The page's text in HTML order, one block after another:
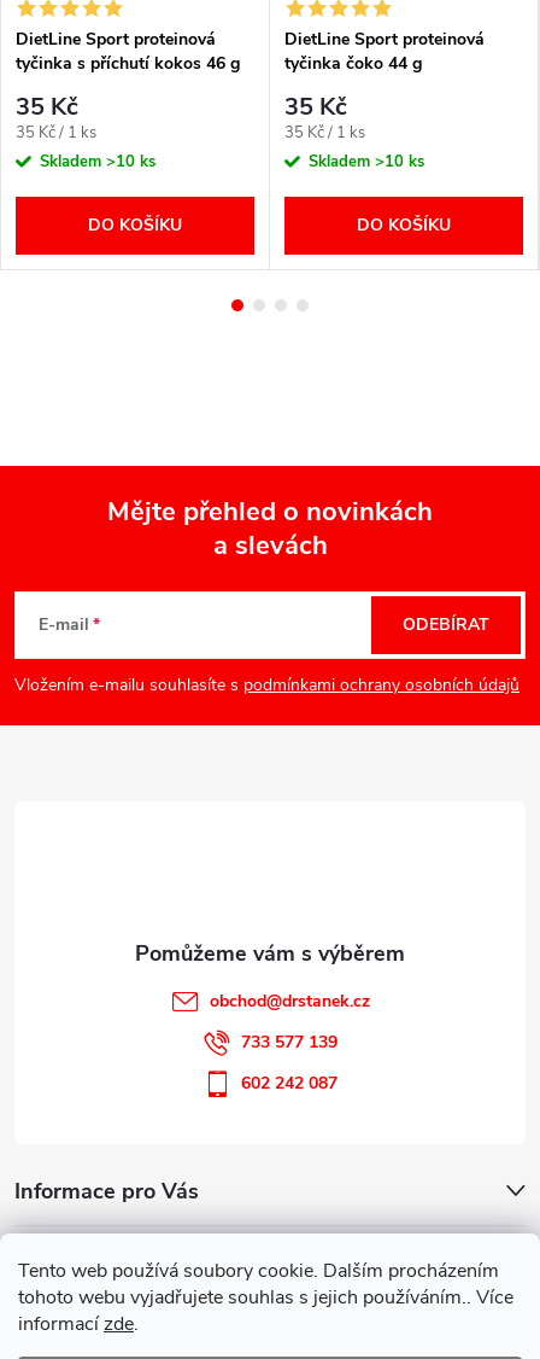
Tento web používá soubory cookie. Dalším procházením
tohoto webu vyjadřujete souhlas s jejich používáním.. Více
informacízde.
DietLine Sport proteinová
tyčinka s příchutí kokos 46 g
35 Kč
Měrná
cena:
35 Kč / 1 ks
Skladem >10 ks
DO KOŠÍKU
DietLine Sport proteinová
tyčinka čoko 44 g
35 Kč
Měrná
cena:
35 Kč / 1 ks
Skladem >10 ks
DO KOŠÍKU
p
Mějte přehled o novinkách
a slevách
E-mail
Vložením e-mailu souhlasíte s podmínkami ochrany osobních údajů
ODEBÍRAT
Informace pro Vás
Kontakt
Parafarmaceutická poradna
obchod@drstanek.cz
733 577 139
602 242 087